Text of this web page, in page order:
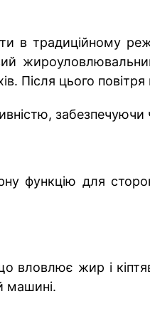
традиційному
Після цього
функцію для
вловлює жир і
машині.